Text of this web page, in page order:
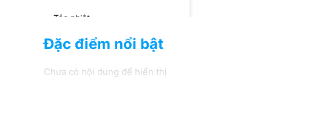
Tản nhiệt
Có
Đặc điểm nổi bật
Chưa có nội dung để hiển thị